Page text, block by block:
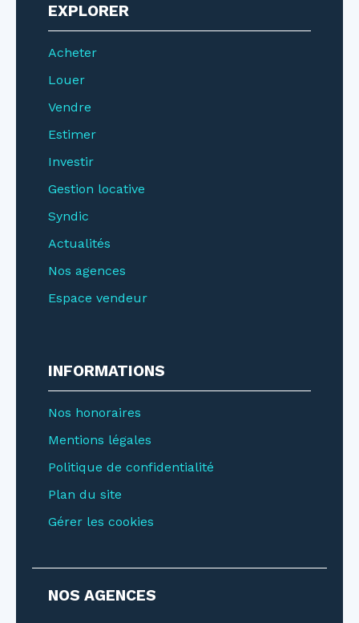
EXPLORER
Acheter
Louer
Vendre
Estimer
Investir
Gestion locative
Syndic
Actualités
Nos agences
Espace vendeur
INFORMATIONS
Nos honoraires
Mentions légales
Politique de confidentialité
Plan du site
Gérer les cookies
NOS AGENCES